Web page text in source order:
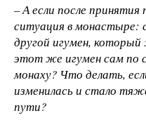
– А если после принятия
ситуация в монастыре:
другой игумен,
этот же игумен сам по
монаху? Что делать,
изменилась и стало
пути?